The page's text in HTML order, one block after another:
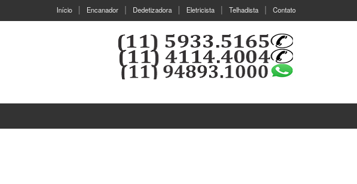
Início Encanador Dedetizadora Eletricista Telhadista Contato